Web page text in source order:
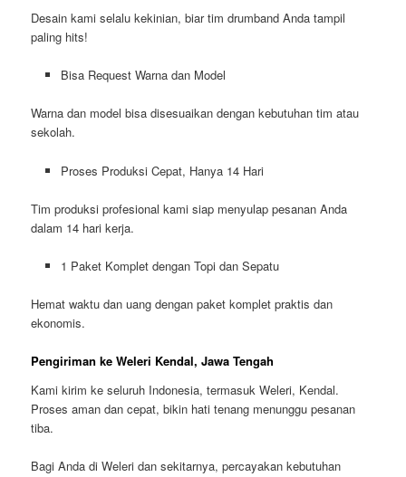
Desain kami selalu kekinian, biar tim drumband Anda tampil
paling hits!
Bisa Request Warna dan Model
Warna dan model bisa disesuaikan dengan kebutuhan tim atau
sekolah.
Proses Produksi Cepat, Hanya 14 Hari
Tim produksi profesional kami siap menyulap pesanan Anda
dalam 14 hari kerja.
1 Paket Komplet dengan Topi dan Sepatu
Hemat waktu dan uang dengan paket komplet praktis dan
ekonomis.
Pengiriman ke Weleri Kendal, Jawa Tengah
Kami kirim ke seluruh Indonesia, termasuk Weleri, Kendal.
Proses aman dan cepat, bikin hati tenang menunggu pesanan
tiba.
Bagi Anda di Weleri dan sekitarnya, percayakan kebutuhan